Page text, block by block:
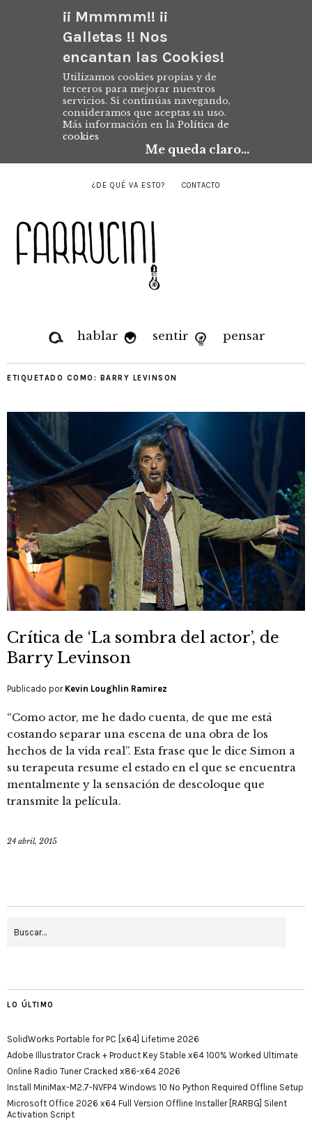
¡¡ Mmmmm!! ¡¡
Galletas !! Nos
encantan las Cookies!
Utilizamos cookies propias y de
terceros para mejorar nuestros
servicios. Si continúas navegando,
consideramos que aceptas su uso.
Más información en la Política de
cookies
Me queda claro...
¿DE QUÉ VA ESTO? CONTACTO
hablar sentir pensar
ETIQUETADO COMO: BARRY LEVINSON
Crítica de ‘La sombra del actor’, de
Barry Levinson
Publicado por Kevin Loughlin Ramirez
“Como actor, me he dado cuenta, de que me está
costando separar una escena de una obra de los
hechos de la vida real”. Esta frase que le dice Simon a
su terapeuta resume el estado en el que se encuentra
mentalmente y la sensación de descoloque que
transmite la película.
24 abril, 2015
LO ÚLTIMO
SolidWorks Portable for PC [x64] Lifetime 2026
Adobe Illustrator Crack + Product Key Stable x64 100% Worked Ultimate
Online Radio Tuner Cracked x86-x64 2026
Install MiniMax-M2.7-NVFP4 Windows 10 No Python Required Offline Setup
Microsoft Office 2026 x64 Full Version Offline Installer [RARBG] Silent
Activation Script